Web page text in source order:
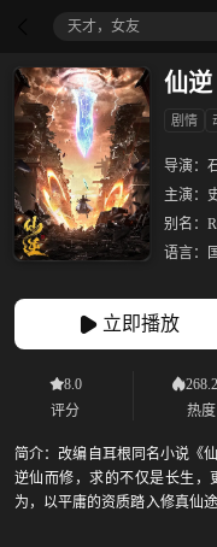
天才，女友
仙逆
剧情
导演：
主演：
别名：
语言：
立即播放
8.0
评分 热度
简介：改编自耳根同名小说《
逆仙而修，求的不仅是长生，
为，以平庸的资质踏入修真仙